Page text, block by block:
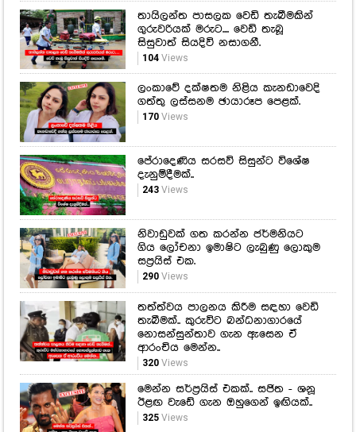
තායිලන්ත පාසලක වෙඩි තැබීමකින්
ගුරුවරියක් මරුට.... වෙඩි තැබූ
සිසුවාත් සියදිවි නසාගනී.
104Views
ලංකාවේ දක්ෂතම නිළිය කැනඩාවෙදි
ගත්තු ලස්සනම ඡායාරූප පෙළක්.
170Views
පේරාදෙණිය සරසවි සිසුන්ට විශේෂ
දැනුම්දීමක්..
243Views
නිවාඩුවක් ගත කරන්න ජර්මනියට
ගිය ලෝචනා ඉමාෂිට ලැබුණු ලොකුම
සප්‍රයිස් එක.
290Views
තත්ත්වය පාලනය කිරීම සඳහා වෙඩි
තැබීමක්.. කුරුවිට බන්ධනාගාරයේ
නොසන්සුන්තාව ගැන ඇසෙන ඒ
ආරංචිය මෙන්න..
320Views
මෙන්න සර්ප්‍රයිස් එකක්.. සජිත - ශනූ
ඊළඟ වැඩේ ගැන ඔහුගෙන් ඉඟියක්..
325Views